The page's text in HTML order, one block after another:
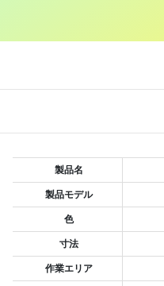
製品名
製品モデル
色
寸法
作業エリア